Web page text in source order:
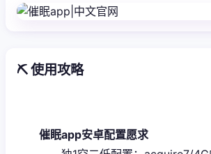
⛏️ 使用攻略
催眠app安卓配置愿求